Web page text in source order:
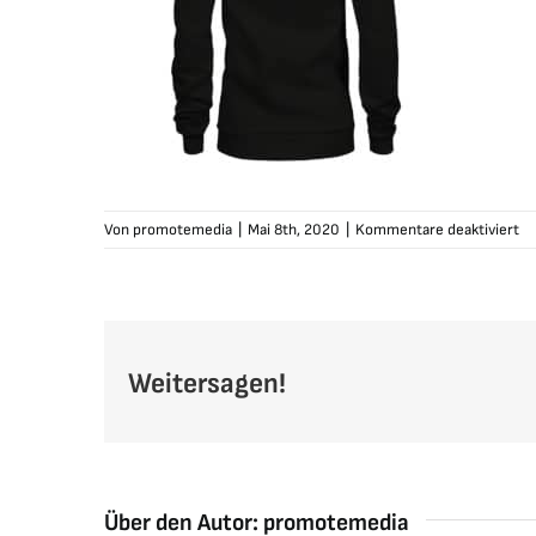
Von promotemedia Mai 8th, 2020 Kommentare deaktiviertfür
Weitersagen!
Über den Autor: promotemedia